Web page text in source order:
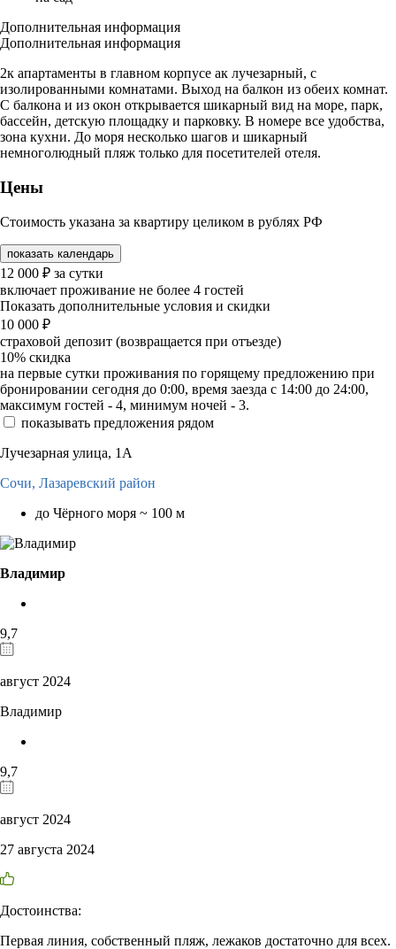
Дополнительная информация
Дополнительная информация
2к апартаменты в главном корпусе ак лучезарный, с
изолированными комнатами. Выход на балкон из обеих комнат.
С балкона и из окон открывается шикарный вид на море, парк,
бассейн, детскую площадку и парковку. В номере все удобства,
зона кухни. До моря несколько шагов и шикарный
немноголюдный пляж только для посетителей отеля.
Цены
Стоимость указана за квартиру целиком в рублях РФ
показать календарь
12 000 ₽ за сутки
включает проживание не более 4 гостей
Показать дополнительные условия и скидки
10 000 ₽
страховой депозит (возвращается при отъезде)
10% скидка
на первые сутки проживания по горящему предложению при
бронировании сегодня до 0:00, время заезда с 14:00 до 24:00,
максимум гостей - 4, минимум ночей - 3.
показывать предложения рядом
Лучезарная улица, 1А
Сочи, Лазаревский район
до Чёрного моря ~ 100 м
Владимир
9,7
август 2024
Владимир
9,7
август 2024
27 августа 2024
Достоинства:
Первая линия, собственный пляж, лежаков достаточно для всех.